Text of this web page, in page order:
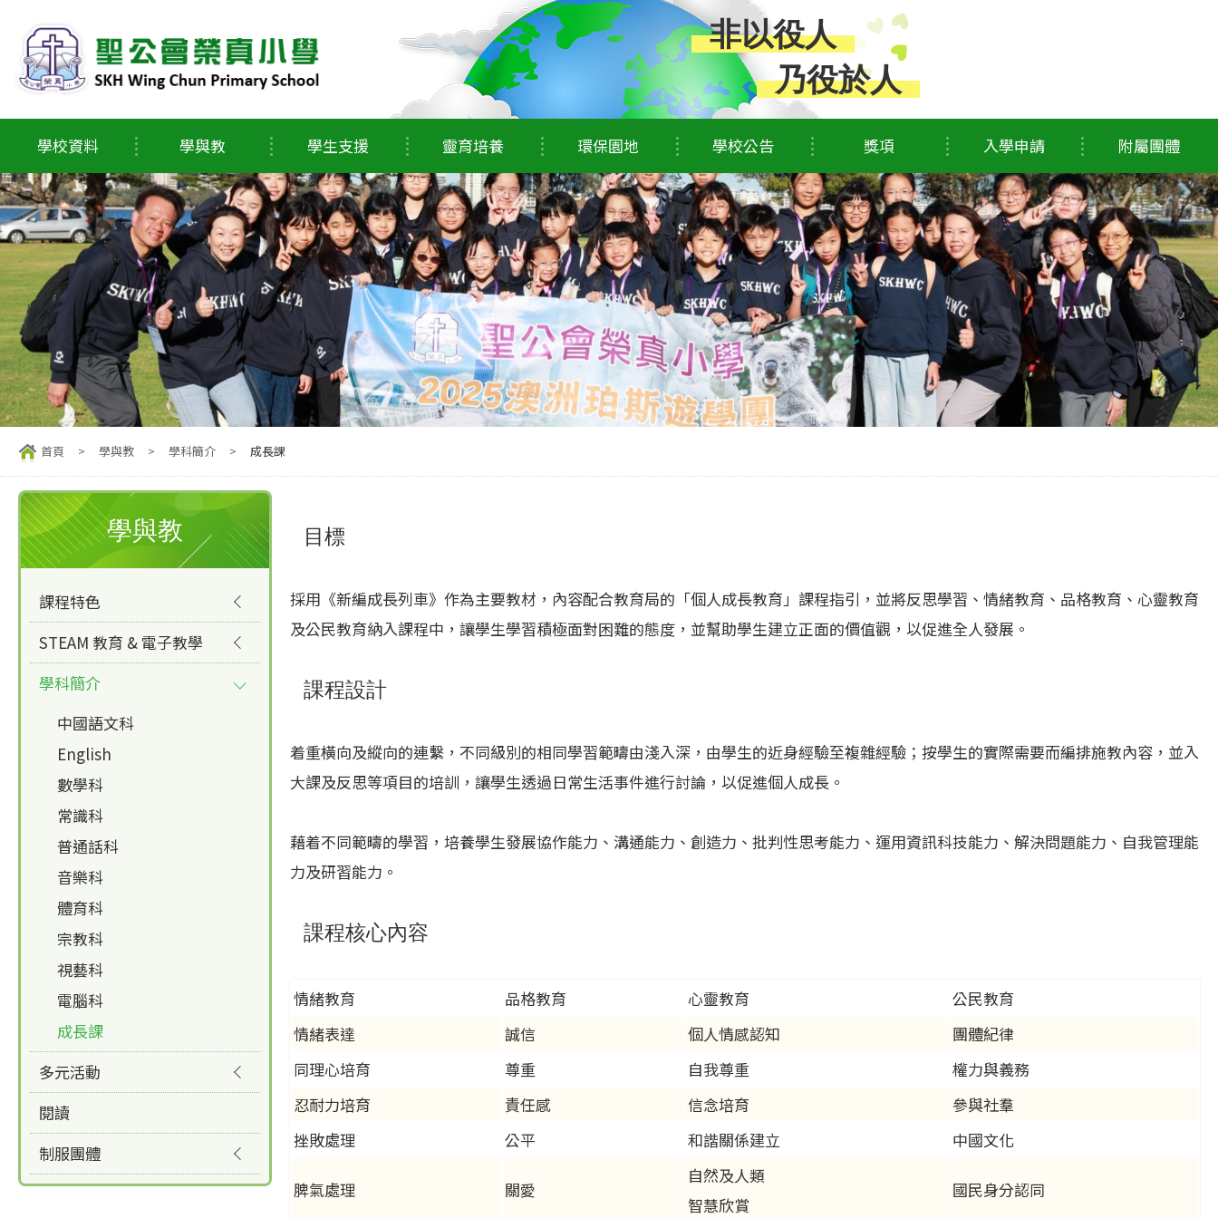
非以役人
乃役於人
學校資料 學與教 學生支援 靈育培養 環保園地 學校公告 獎項 入學申請 附屬團體
首頁 > 學與教 > 學科簡介 > 成長課
目標
採用《新編成長列車》作為主要教材，內容配合教育局的「個人成長教育」課程指引，並將反思學習、情緒教育、品格教育、心靈教育
及公民教育納入課程中，讓學生學習積極面對困難的態度，並幫助學生建立正面的價值觀，以促進全人發展。
課程設計
着重橫向及縱向的連繫，不同級別的相同學習範疇由淺入深，由學生的近身經驗至複雜經驗；按學生的實際需要而編排施教內容，並入
大課及反思等項目的培訓，讓學生透過日常生活事件進行討論，以促進個人成長。
藉着不同範疇的學習，培養學生發展協作能力、溝通能力、創造力、批判性思考能力、運用資訊科技能力、解決問題能力、自我管理能
力及研習能力。
課程核心內容
情緒教育 品格教育 心靈教育
公民教育
情緒表達
誠信 個人情感認知
團體紀律
同理心培育
尊重 自我尊重
權力與義務
忍耐力培育
責任感 信念培育
參與社羣
挫敗處理
公平 和諧關係建立 中國文化
脾氣處理 關愛
自然及人類
智慧欣賞
國民身分認同
學與教
課程特色
STEAM 教育 & 電子教學
學科簡介
中國語文科
English
數學科
常識科
普通話科
音樂科
體育科
宗教科
視藝科
電腦科
成長課
多元活動
閱讀
制服團體